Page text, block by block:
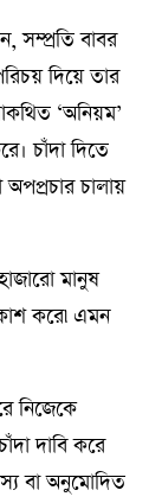
সম্প্রতি বাবর
দিয়ে তার
‘অনিয়ম’
চাঁদা দিতে
চালায়
মানুষ
করে৷ এমন
নিজেকে
দাবি করে
বা অনুমোদিত